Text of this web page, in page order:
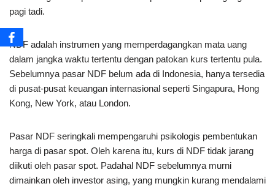
pagi tadi.
NDF adalah instrumen yang memperdagangkan mata uang
dalam jangka waktu tertentu dengan patokan kurs tertentu pula.
Sebelumnya pasar NDF belum ada di Indonesia, hanya tersedia
di pusat-pusat keuangan internasional seperti Singapura, Hong
Kong, New York, atau London.
Pasar NDF seringkali mempengaruhi psikologis pembentukan
harga di pasar spot. Oleh karena itu, kurs di NDF tidak jarang
diikuti oleh pasar spot. Padahal NDF sebelumnya murni
dimainkan oleh investor asing, yang mungkin kurang mendalami